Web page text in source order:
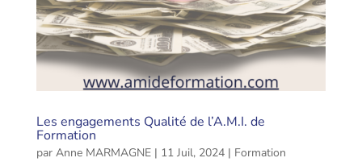
Les engagements Qualité de l’A.M.I. de
Formation
par Anne MARMAGNE| 11 Juil, 2024| Formation